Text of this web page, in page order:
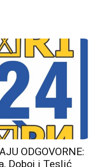
ODGOVORNE:
Doboj i Teslić